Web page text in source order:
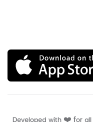
Developed with ❤️ for all